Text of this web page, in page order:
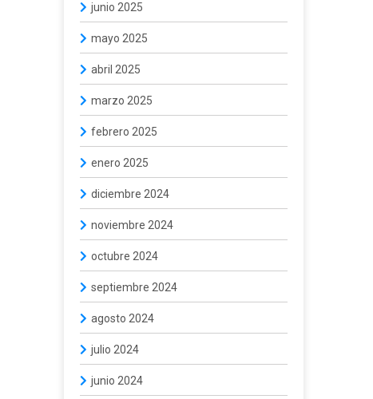
junio 2025
mayo 2025
abril 2025
marzo 2025
febrero 2025
enero 2025
diciembre 2024
noviembre 2024
octubre 2024
septiembre 2024
agosto 2024
julio 2024
junio 2024